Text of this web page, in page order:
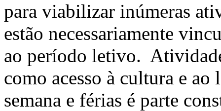
para viabilizar inúmeras
estão necessariamente
ao período letivo.
como acesso à cultura e
semana e férias é parte